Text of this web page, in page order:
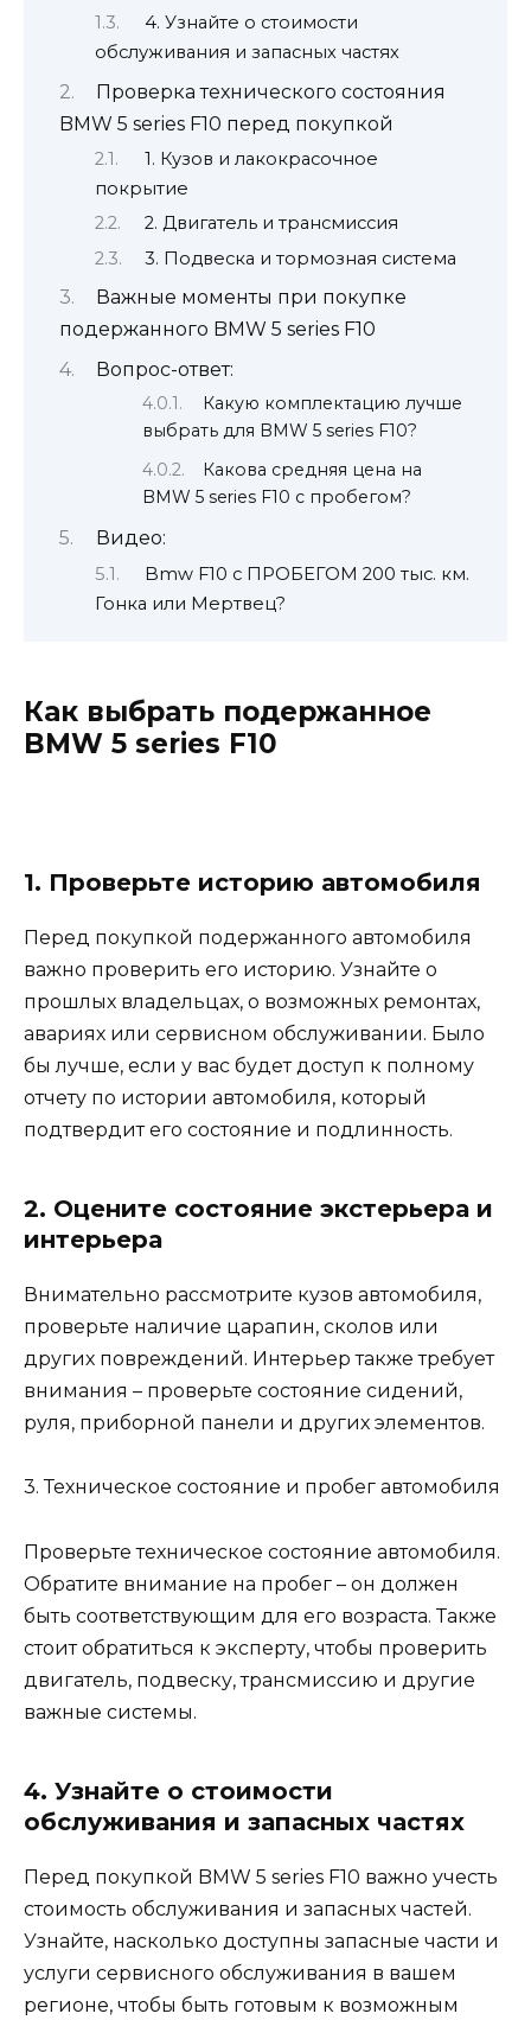
4. Узнайте о стоимости
обслуживания и запасных частях
Проверка технического состояния
BMW 5 series F10 перед покупкой
1. Кузов и лакокрасочное
покрытие
2. Двигатель и трансмиссия
3. Подвеска и тормозная система
Важные моменты при покупке
подержанного BMW 5 series F10
Вопрос-ответ:
Какую комплектацию лучше
выбрать для BMW 5 series F10?
Какова средняя цена на
BMW 5 series F10 с пробегом?
Видео:
Bmw F10 с ПРОБЕГОМ 200 тыс. км.
Гонка или Мертвец?
Как выбрать подержанное
BMW 5 series F10
1. Проверьте историю автомобиля
Перед покупкой подержанного автомобиля
важно проверить его историю. Узнайте о
прошлых владельцах, о возможных ремонтах,
авариях или сервисном обслуживании. Было
бы лучше, если у вас будет доступ к полному
отчету по истории автомобиля, который
подтвердит его состояние и подлинность.
2. Оцените состояние экстерьера и
интерьера
Внимательно рассмотрите кузов автомобиля,
проверьте наличие царапин, сколов или
других повреждений. Интерьер также требует
внимания – проверьте состояние сидений,
руля, приборной панели и других элементов.
3. Техническое состояние и пробег автомобиля
Проверьте техническое состояние автомобиля.
Обратите внимание на пробег – он должен
быть соответствующим для его возраста. Также
стоит обратиться к эксперту, чтобы проверить
двигатель, подвеску, трансмиссию и другие
важные системы.
4. Узнайте о стоимости
обслуживания и запасных частях
Перед покупкой BMW 5 series F10 важно учесть
стоимость обслуживания и запасных частей.
Узнайте, насколько доступны запасные части и
услуги сервисного обслуживания в вашем
регионе, чтобы быть готовым к возможным